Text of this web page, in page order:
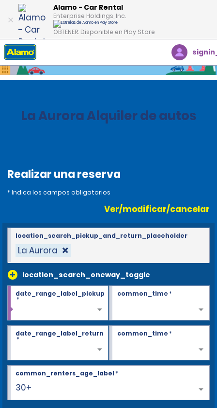
Alamo - Car Rental
Enterprise Holdings, Inc.
OBTENER: Disponible en Play Store
Inicio Oficinas
La Aurora Alquiler de autos
Realizar una reserva
* Indica los campos obligatorios
Ver/modificar/cancelar
La Aurora
location_search_oneway_toggle
location_search_pickup_and_return_placeholder
date_range_label_pickup
*
common_time*
date_range_label_return
*
common_time*
30+
common_renters_age_label*